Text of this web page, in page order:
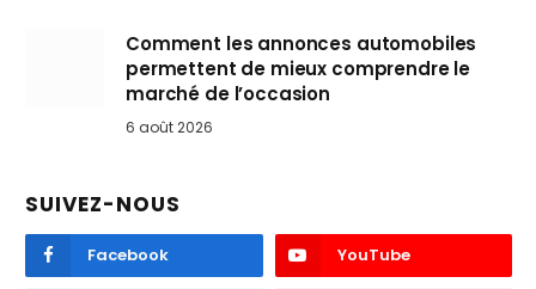
Comment les annonces automobiles
permettent de mieux comprendre le
marché de l’occasion
6 août 2026
SUIVEZ-NOUS
Facebook YouTube